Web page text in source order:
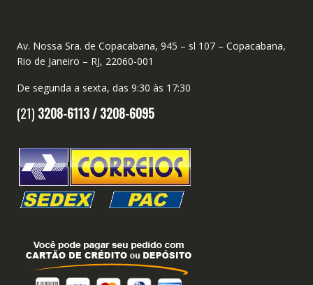
Av. Nossa Sra. de Copacabana, 945 – sl 107 – Copacabana,
Rio de Janeiro – RJ, 22060-001
De segunda a sexta, das 9:30 às 17:30
(21) 3208-6113 /3208-6095